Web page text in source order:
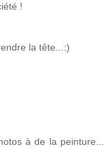
!
la tête...:)
à de la peinture...